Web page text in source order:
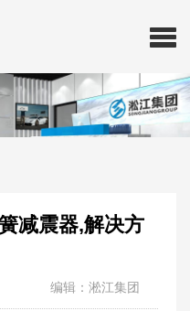
减震器,解决方
编辑：淞江集团